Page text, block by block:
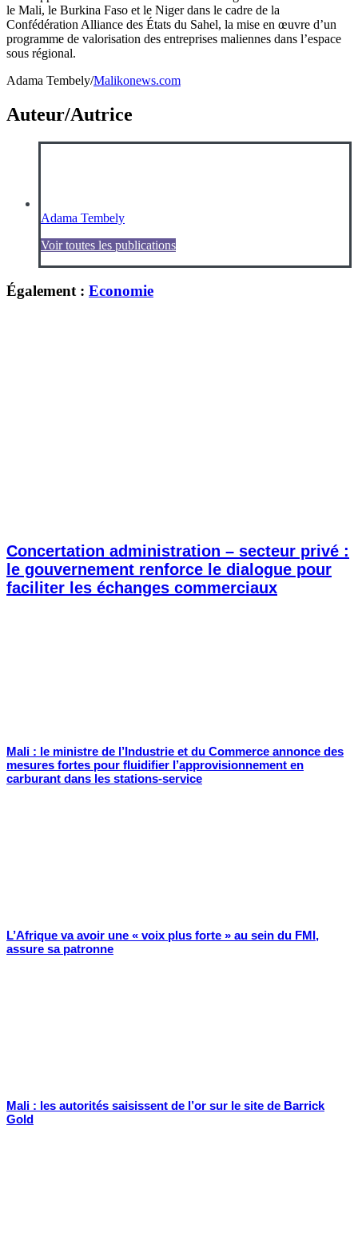
le Mali, le Burkina Faso et le Niger dans le cadre de la
Confédération Alliance des États du Sahel, la mise en œuvre d’un
programme de valorisation des entreprises maliennes dans l’espace
sous régional.
Adama Tembely/Malikonews.com
Auteur/Autrice
Adama Tembely
Voir toutes les publications
Également : Economie
Concertation administration – secteur privé :
le gouvernement renforce le dialogue pour
faciliter les échanges commerciaux
Mali : le ministre de l’Industrie et du Commerce annonce des
mesures fortes pour fluidifier l’approvisionnement en
carburant dans les stations-service
L’Afrique va avoir une « voix plus forte » au sein du FMI,
assure sa patronne
Mali : les autorités saisissent de l’or sur le site de Barrick
Gold